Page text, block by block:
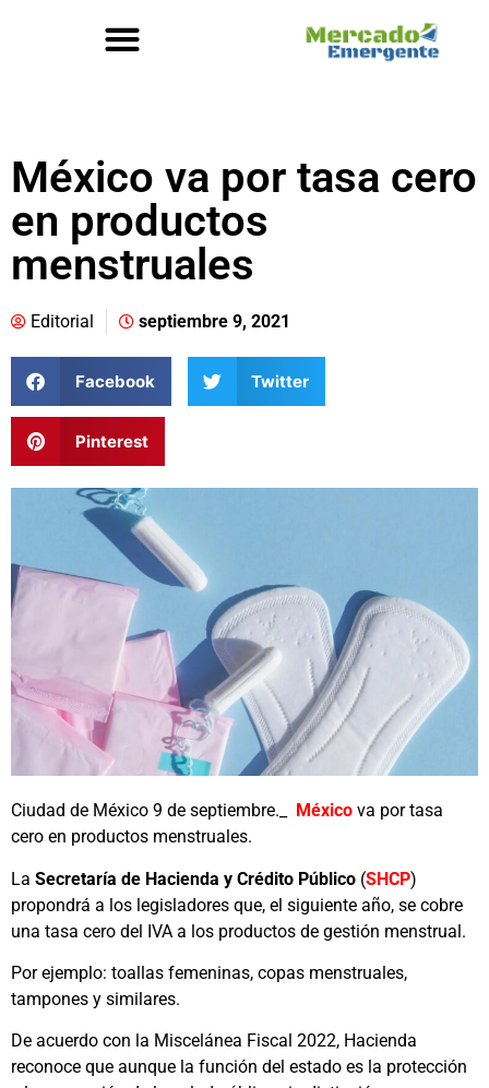
México va por tasa cero
en productos
menstruales
Editorial septiembre 9, 2021
Facebook Twitter
Pinterest
Ciudad de México 9 de septiembre._ México va por tasa
cero en productos menstruales.
La Secretaría de Hacienda y Crédito Público (SHCP)
propondrá a los legisladores que, el siguiente año, se cobre
una tasa cero del IVA a los productos de gestión menstrual.
Por ejemplo: toallas femeninas, copas menstruales,
tampones y similares.
De acuerdo con la Miscelánea Fiscal 2022, Hacienda
reconoce que aunque la función del estado es la protección